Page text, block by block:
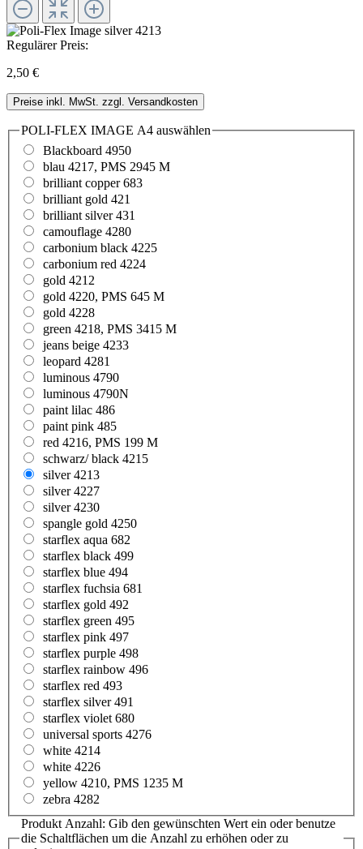
Regulärer Preis:
2,50 €
Preise inkl. MwSt. zzgl. Versandkosten
POLI-FLEX IMAGE A4 auswählen
Blackboard 4950
blau 4217, PMS 2945 M
brilliant copper 683
brilliant gold 421
brilliant silver 431
camouflage 4280
carbonium black 4225
carbonium red 4224
gold 4212
gold 4220, PMS 645 M
gold 4228
green 4218, PMS 3415 M
jeans beige 4233
leopard 4281
luminous 4790
luminous 4790N
paint lilac 486
paint pink 485
red 4216, PMS 199 M
schwarz/ black 4215
silver 4213
silver 4227
silver 4230
spangle gold 4250
starflex aqua 682
starflex black 499
starflex blue 494
starflex fuchsia 681
starflex gold 492
starflex green 495
starflex pink 497
starflex purple 498
starflex rainbow 496
starflex red 493
starflex silver 491
starflex violet 680
universal sports 4276
white 4214
white 4226
yellow 4210, PMS 1235 M
zebra 4282
Produkt Anzahl: Gib den gewünschten Wert ein oder benutze
die Schaltflächen um die Anzahl zu erhöhen oder zu